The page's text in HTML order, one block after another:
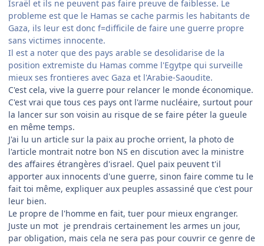
Israël et ils ne peuvent pas faire preuve de faiblesse. Le
probleme est que le Hamas se cache parmis les habitants de
Gaza, ils leur est donc f=difficile de faire une guerre propre
sans victimes innocente.
Il est a noter que des pays arable se desolidarise de la
position extremiste du Hamas comme l'Egytpe qui surveille
mieux ses frontieres avec Gaza et l'Arabie-Saoudite.
C'est cela, vive la guerre pour relancer le monde économique.
C'est vrai que tous ces pays ont l'arme nucléaire, surtout pour
la lancer sur son voisin au risque de se faire péter la gueule
en même temps.
J'ai lu un article sur la paix au proche orrient, la photo de
l'article montrait notre bon NS en discution avec la ministre
des affaires étrangères d'israel. Quel paix peuvent t'il
apporter aux innocents d'une guerre, sinon faire comme tu le
fait toi même, expliquer aux peuples assassiné que c'est pour
leur bien.
Le propre de l'homme en fait, tuer pour mieux engranger.
Juste un mot je prendrais certainement les armes un jour,
par obligation, mais cela ne sera pas pour couvrir ce genre de